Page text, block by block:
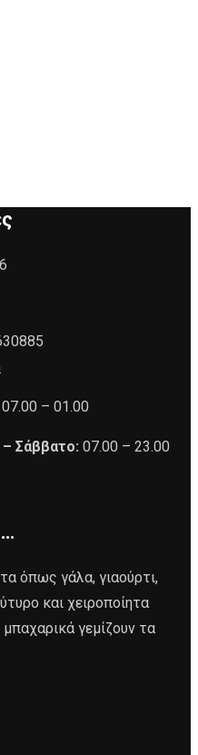
07.00 – 01.00
Σάββατο: 07.00 – 23.00
όπως γάλα, γιαούρτι,
και χειροποίητα
γεμίζουν τα